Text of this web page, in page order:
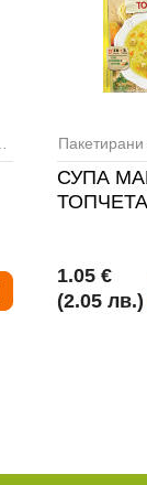
Фиксове и
СУПА
1.05 €
(2.05 лв.)